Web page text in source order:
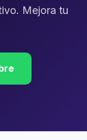
Mejora tu